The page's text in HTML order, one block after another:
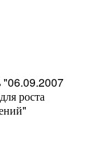
"06.09.2007
роста